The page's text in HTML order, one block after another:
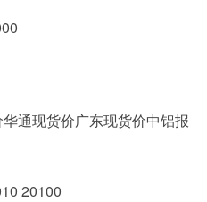
通现货价广东现货价中铝报
20100